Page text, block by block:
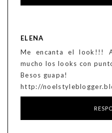
ELENA
Me encanta el look!!!
mucho los looks con
Besos guapa!
http://